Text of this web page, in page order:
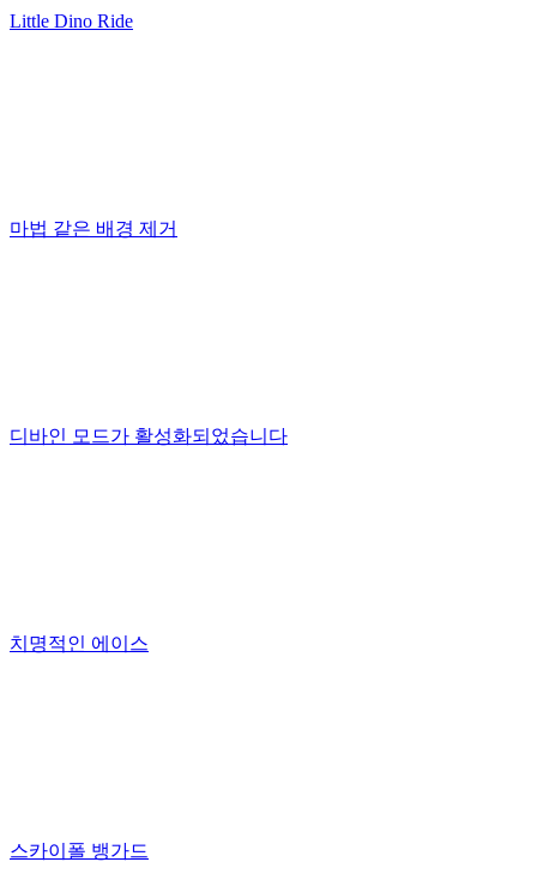
Little Dino Ride
마법 같은 배경 제거
디바인 모드가 활성화되었습니다
치명적인 에이스
스카이폴 뱅가드